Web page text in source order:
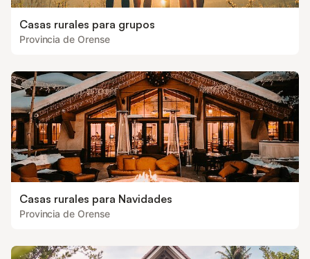
Casas rurales para grupos
Provincia de Orense
Casas rurales para Navidades
Provincia de Orense